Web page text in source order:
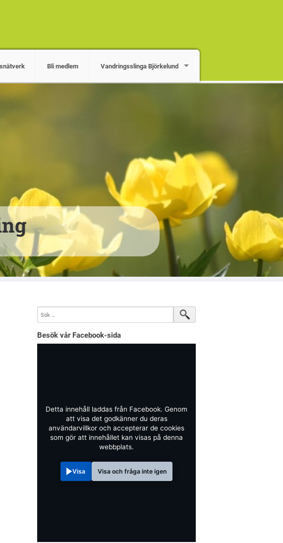
Bli medlem Vandringsslinga Björkelund
Besök vår Facebook-sida
Detta innehåll laddas från Facebook. Genom
att visa det godkänner du deras
användarvillkor och accepterar de cookies
som gör att innehållet kan visas på denna
webbplats.
Visa Visa och fråga inte igen